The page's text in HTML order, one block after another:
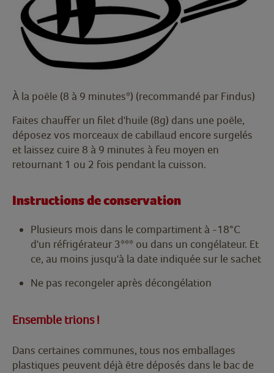
À la poêle (8 à 9 minutes*) (recommandé par Findus)
Faites chauffer un filet d'huile (8g) dans une poêle,
déposez vos morceaux de cabillaud encore surgelés
et laissez cuire 8 à 9 minutes à feu moyen en
retournant 1 ou 2 fois pendant la cuisson.
Instructions de conservation
Plusieurs mois dans le compartiment à -18°C
d'un réfrigérateur 3*** ou dans un congélateur. Et
ce, au moins jusqu'à la date indiquée sur le sachet
Ne pas recongeler après décongélation
Ensemble trions !
Dans certaines communes, tous nos emballages
plastiques peuvent déjà être déposés dans le bac de